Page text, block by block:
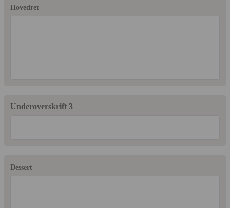
Hovedret
Underoverskrift 3
Dessert